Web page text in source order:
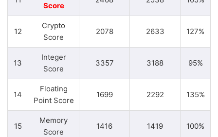
Score
12
Crypto
Score
2078 2633 127%
13
Integer
Score
3357 3188 95%
14
Floating
Point Score
1699 2292 135%
15
Memory
Score
1416 1419 100%